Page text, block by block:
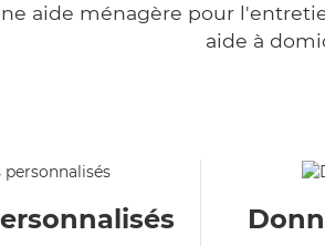
aide ménagère pour
aide à